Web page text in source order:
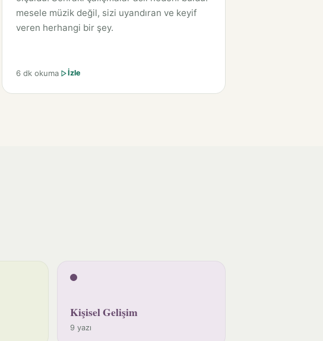
mesele müzik değil, sizi uyandıran ve keyif
veren herhangi bir şey.
6 dk okuma İzle
Kişisel Gelişim
9 yazı